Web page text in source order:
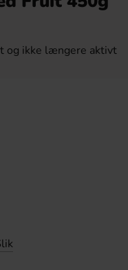
og ikke længere aktivt